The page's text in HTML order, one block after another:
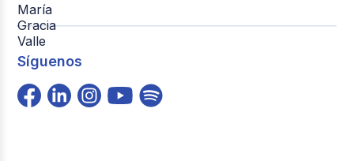
Síguenos